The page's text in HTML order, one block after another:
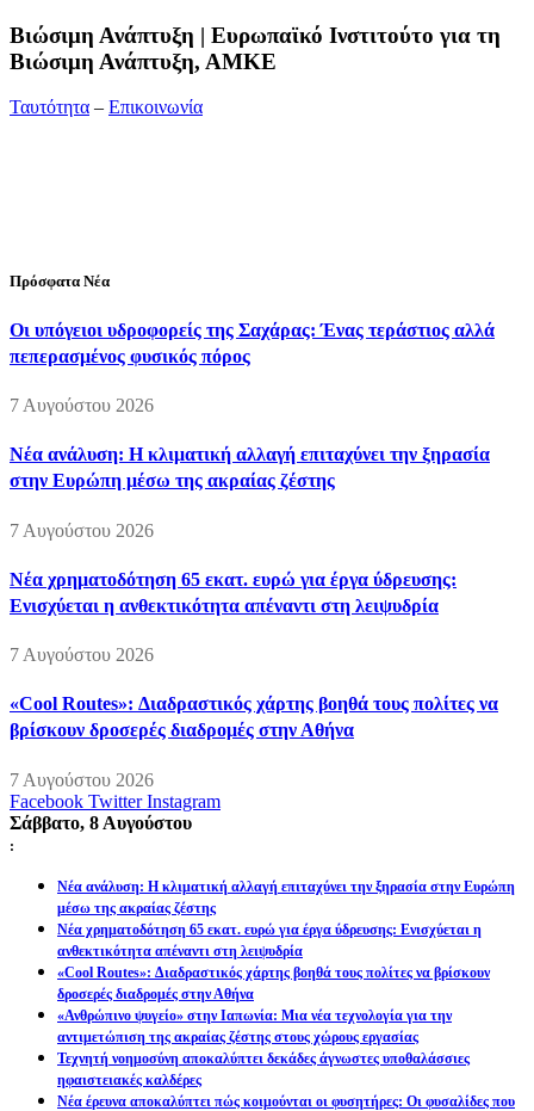
Bιώσιμη Ανάπτυξη | Ευρωπαϊκό Ινστιτούτο για τη
Βιώσιμη Ανάπτυξη, ΑΜΚΕ
Ταυτότητα – Επικοινωνία
Πρόσφατα Νέα
Οι υπόγειοι υδροφορείς της Σαχάρας: Ένας τεράστιος αλλά
πεπερασμένος φυσικός πόρος
7 Αυγούστου 2026
Νέα ανάλυση: Η κλιματική αλλαγή επιταχύνει την ξηρασία
στην Ευρώπη μέσω της ακραίας ζέστης
7 Αυγούστου 2026
Νέα χρηματοδότηση 65 εκατ. ευρώ για έργα ύδρευσης:
Ενισχύεται η ανθεκτικότητα απέναντι στη λειψυδρία
7 Αυγούστου 2026
«Cool Routes»: Διαδραστικός χάρτης βοηθά τους πολίτες να
βρίσκουν δροσερές διαδρομές στην Αθήνα
7 Αυγούστου 2026
Facebook Twitter Instagram
Σάββατο, 8 Αυγούστου
:
Νέα ανάλυση: Η κλιματική αλλαγή επιταχύνει την ξηρασία στην Ευρώπη
μέσω της ακραίας ζέστης
Νέα χρηματοδότηση 65 εκατ. ευρώ για έργα ύδρευσης: Ενισχύεται η
ανθεκτικότητα απέναντι στη λειψυδρία
«Cool Routes»: Διαδραστικός χάρτης βοηθά τους πολίτες να βρίσκουν
δροσερές διαδρομές στην Αθήνα
«Ανθρώπινο ψυγείο» στην Ιαπωνία: Μια νέα τεχνολογία για την
αντιμετώπιση της ακραίας ζέστης στους χώρους εργασίας
Τεχνητή νοημοσύνη αποκαλύπτει δεκάδες άγνωστες υποθαλάσσιες
ηφαιστειακές καλδέρες
Νέα έρευνα αποκαλύπτει πώς κοιμούνται οι φυσητήρες: Οι φυσαλίδες που